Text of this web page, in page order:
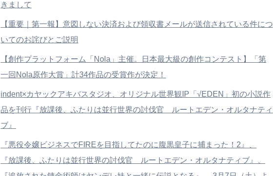
きまして
【重要｜第一報】意図しない決済および領収書メールが送信されている件につ
いてのお詫びとご説明
【創作プラットフォーム「Nola」主催。日本最大級の創作コンテスト】「第
一回Nola原作大賞」計34作品の受賞作が決定！
indent×カヤックアキバスタジオ、オリジナル世界観IP「√EDEN」初の小説作
品を刊行『放課後、ふたりは並行世界の討伐官 ルートエデン・オルタナティ
ブ』
『悪役令嬢ビジネスでFIREを目指してたのに腹黒皇子に捕まった！2』、
『放課後、ふたりは並行世界の討伐官 ルートエデン・オルタナティブ』、